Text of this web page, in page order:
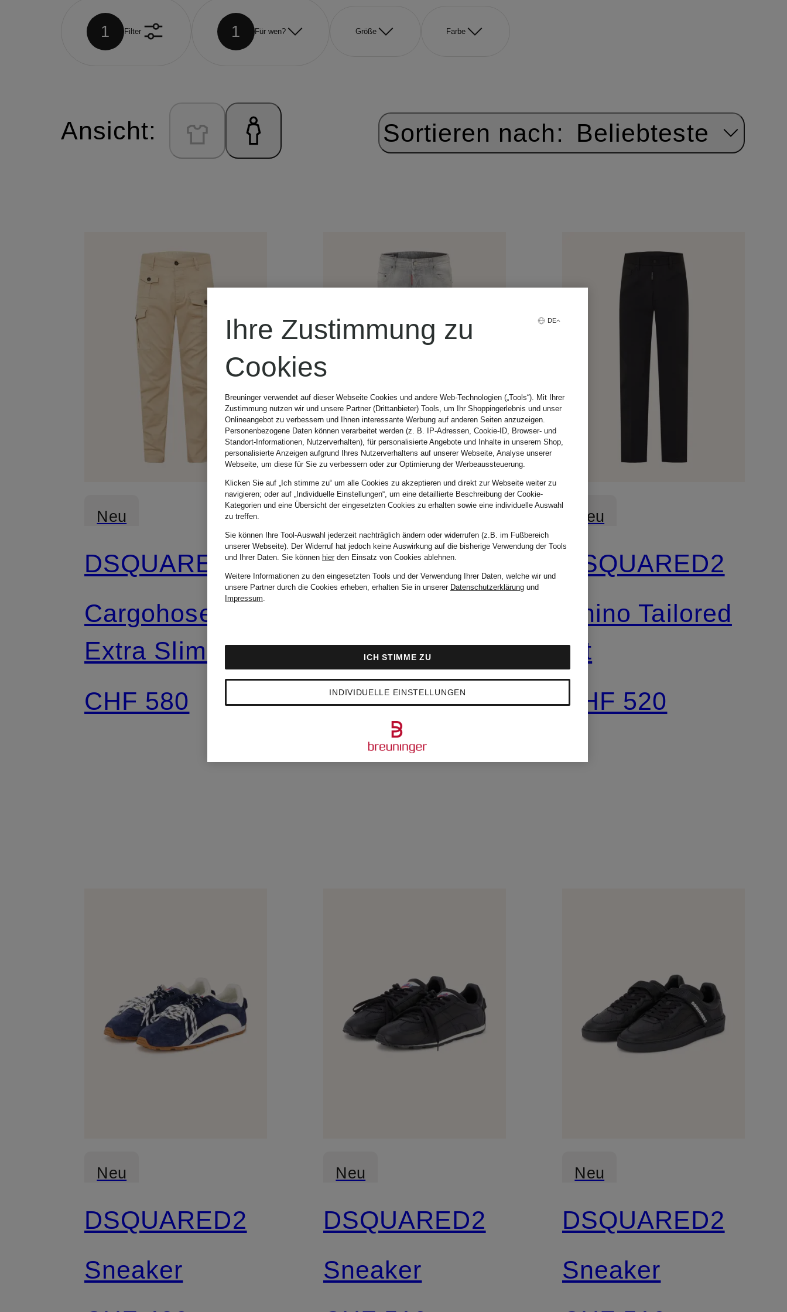
1 Filter 1 Für wen? Größe Farbe
Ansicht: Sortieren nach: Beliebteste
Neu
DSQUARED2
Cargohose
Extra Slim Fit
CHF 580
DSQUARED2
Jeans SKATER
Extra Slim Fit
CHF 520
Neu
DSQUARED2
Chino Tailored
Fit
CHF 520
Neu
DSQUARED2
Sneaker
Neu
DSQUARED2
Sneaker
Neu
DSQUARED2
Sneaker
DE
Ihre Zustimmung zu
Cookies
Breuninger verwendet auf dieser Webseite Cookies und andere Web-Technologien („Tools“). Mit Ihrer
Zustimmung nutzen wir und unsere Partner (Drittanbieter) Tools, um Ihr Shoppingerlebnis und unser
Onlineangebot zu verbessern und Ihnen interessante Werbung auf anderen Seiten anzuzeigen.
Personenbezogene Daten können verarbeitet werden (z. B. IP-Adressen, Cookie-ID, Browser- und
Standort-Informationen, Nutzerverhalten), für personalisierte Angebote und Inhalte in unserem Shop,
personalisierte Anzeigen aufgrund Ihres Nutzerverhaltens auf unserer Webseite, Analyse unserer
Webseite, um diese für Sie zu verbessern oder zur Optimierung der Werbeaussteuerung.
Klicken Sie auf „Ich stimme zu“ um alle Cookies zu akzeptieren und direkt zur Webseite weiter zu
navigieren; oder auf „Individuelle Einstellungen“, um eine detaillierte Beschreibung der Cookie-
Kategorien und eine Übersicht der eingesetzten Cookies zu erhalten sowie eine individuelle Auswahl
zu treffen.
Sie können Ihre Tool-Auswahl jederzeit nachträglich ändern oder widerrufen (z.B. im Fußbereich
unserer Webseite). Der Widerruf hat jedoch keine Auswirkung auf die bisherige Verwendung der Tools
und Ihrer Daten. Sie können hierden Einsatz von Cookies ablehnen.
Weitere Informationen zu den eingesetzten Tools und der Verwendung Ihrer Daten, welche wir und
unsere Partner durch die Cookies erheben, erhalten Sie in unserer Datenschutzerklärung und
Impressum.
INDIVIDUELLE EINSTELLUNGEN
ICH STIMME ZU